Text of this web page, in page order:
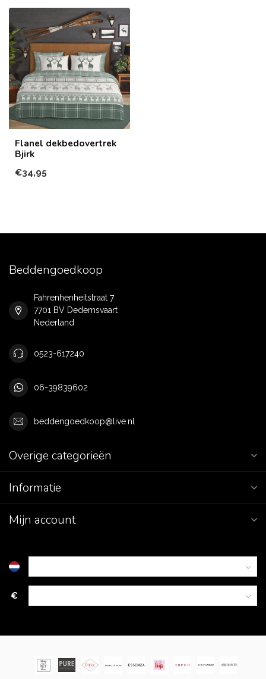
Flanel dekbedovertrek
Bjirk
€34,95
Beddengoedkoop
Fahrenhenheitstraat 7
7701 BV Dedemsvaart
Nederland
0523-617240
06-39839602
beddengoedkoop@live.nl
Overige categorieën
Informatie
Mijn account
€